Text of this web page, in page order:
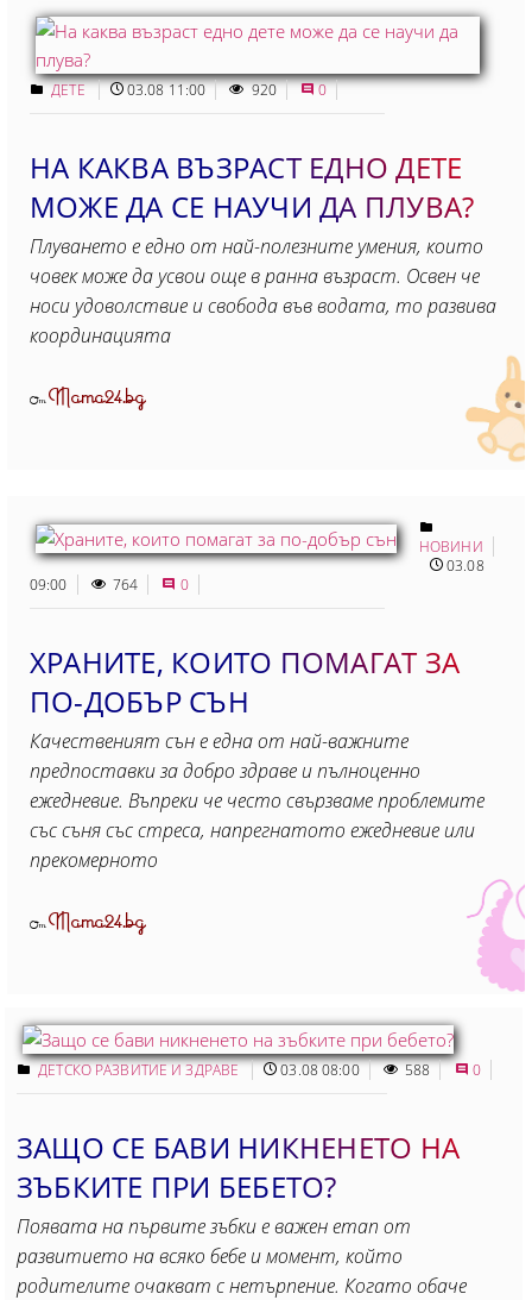
ДЕТЕ 03.08 11:00 920 0
НА КАКВА ВЪЗРАСТ ЕДНО ДЕТЕ
МОЖЕ ДА СЕ НАУЧИ ДА ПЛУВА?
Плуването е едно от най-полезните умения, които
човек може да усвои още в ранна възраст. Освен че
носи удоволствие и свобода във водата, то развива
координацията
ОтMama24.bg
НОВИНИ
03.08
09:00
764 0
ХРАНИТЕ, КОИТО ПОМАГАТ ЗА
ПО-ДОБЪР СЪН
Качественият сън е една от най-важните
предпоставки за добро здраве и пълноценно
ежедневие. Въпреки че често свързваме проблемите
със съня със стреса, напрегнатото ежедневие или
прекомерното
ОтMama24.bg
ДЕТСКО РАЗВИТИЕ И ЗДРАВЕ 03.08 08:00 588 0
ЗАЩО СЕ БАВИ НИКНЕНЕТО НА
ЗЪБКИТЕ ПРИ БЕБЕТО?
Появата на първите зъбки е важен етап от
развитието на всяко бебе и момент, който
родителите очакват с нетърпение. Когато обаче